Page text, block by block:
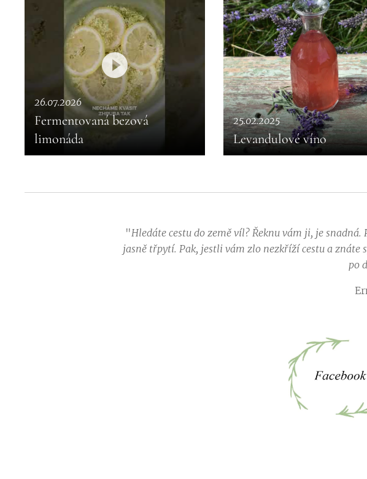
26.07.2026
Fermentovaná bezová
limonáda
25.02.2025
Levandulové víno
"Hledáte cestu do země víl? Řeknu vám ji, je
jasně třpytí. Pak, jestli vám zlo nezkříží cestu a
po